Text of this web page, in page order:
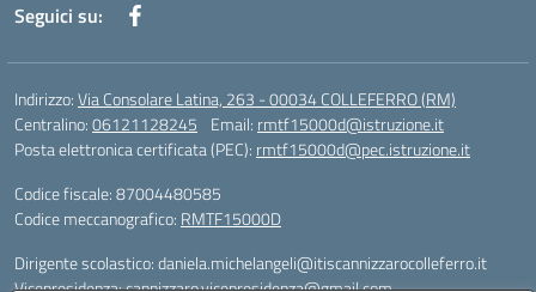
Seguici su:
Indirizzo:Via Consolare Latina, 263 - 00034 COLLEFERRO (RM)
Centralino:06121128245 Email: rmtf15000d@istruzione.it
Posta elettronica certificata (PEC): rmtf15000d@pec.istruzione.it
Codice fiscale: 87004480585
Codice meccanografico: RMTF15000D
Dirigente scolastico: daniela.michelangeli@itiscannizzarocolleferro.it